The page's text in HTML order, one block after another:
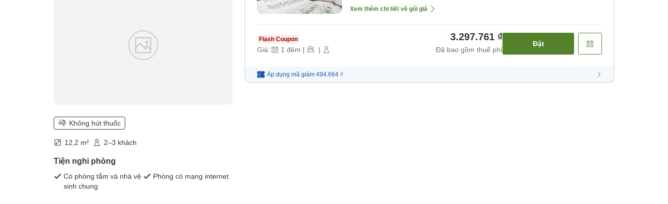
Không hút thuốc
12,2 m² 2–3 khách
Tiện nghi phòng
Có phòng tắm và nhà vệ
sinh chung
Phòng có mạng internet
Xem thêm chi tiết về gói giá
Flash Coupon
Giá: 1 đêm | |
3.297.761 ₫
Đã bao gồm thuế phí
Đặt
Áp dụng mã giảm 494.664 ₫